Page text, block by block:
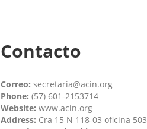
Contacto
Correo: secretaria@acin.org
Phone: (57) 601-2153714
Website: www.acin.org
Address: Cra 15 N 118-03 oficina 503